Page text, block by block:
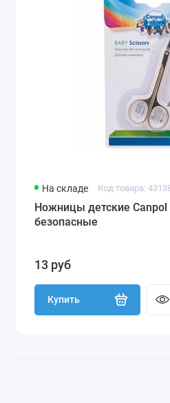
На складе Код товара:
Ножницы детские Canpol
безопасные
13 руб
Купить